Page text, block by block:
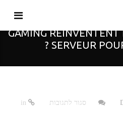
COMMENT LES
GAMING RÉINVENTENT
SERVEUR
סגור לתגובות